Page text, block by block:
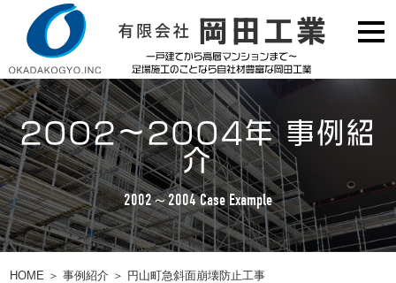
2002～2004年 事例紹
介
2002～2004 Case Example
HOME ＞事例紹介 ＞ 円山町急斜面崩壊防止工事